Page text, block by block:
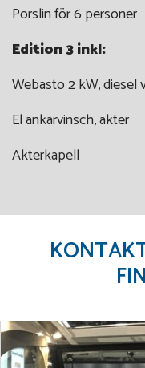
Porslin för 6 personer
Edition 3 inkl:
Webasto 2 kW, diesel
El ankarvinsch, akter
Akterkapell